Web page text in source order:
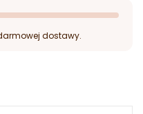
dostawy.